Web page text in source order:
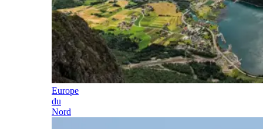
Europe
du
Nord